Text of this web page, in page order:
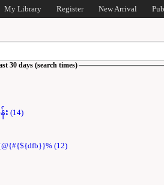
My Library Register New Arrival
30 days (search times)
ဆင်ဖြူကျွန်းအောင်သိန်း (14)
1}}}}}}1%%%%={{={@{#{${dfb}}% (12)